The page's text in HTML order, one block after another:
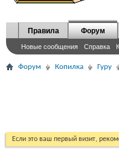
Правила Форум
Новые сообщения Справка
Форум Копилка Гуру
Если это ваш первый визит,